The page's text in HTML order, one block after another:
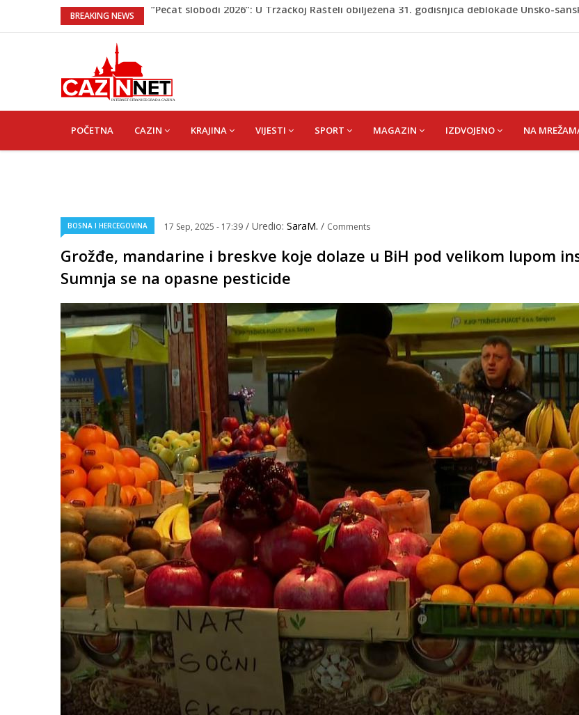
BREAKING NEWS
Porodica iz Krajine u centru afere, gradonačelnik Kelna pokrenuo istragu
Čestitka povodom Dana Grada Cazina
Borac savladao ML Vitebsk, skandiranje navijača zasjenilo pobjedu
“Pečat slobodi 2026”: U Tržačkoj Rašteli obilježena 31. godišnjica deblokade Unsko-
kantona
NAVIGATION
POČETNA CAZIN KRAJINA VIJESTI SPORT MAGAZIN IZDVOJENO NA
BOSNA I HERCEGOVINA 17 Sep, 2025 - 17:39 / Uredio: SaraM. / Comments
Grožđe, mandarine i breskve koje dolaze u BiH pod velikom lupom
Sumnja se na opasne pesticide